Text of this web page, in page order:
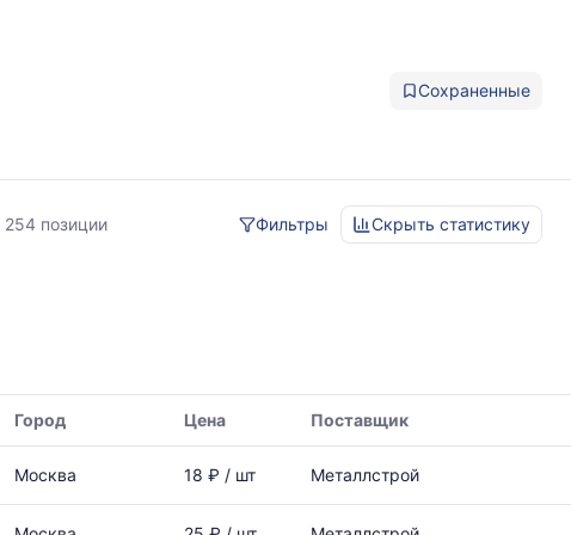
Сохраненные
254 позиции Фильтры
Скрыть статистику
Город Цена Поставщик
Москва 18 ₽ / шт Металлстрой